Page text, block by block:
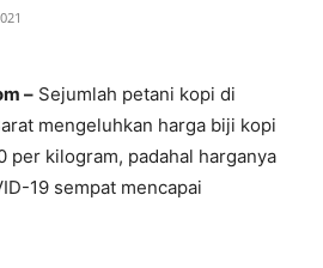
– Sejumlah petani kopi di
mengeluhkan harga biji kopi
per kilogram, padahal harganya
19 sempat mencapai